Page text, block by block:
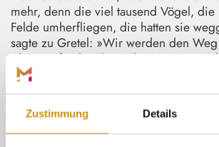
Zustimmung Details
mehr, denn die viel tausend Vögel,
Felde umherfliegen, die hatten sie
sagte zu Gretel: »Wir werden den
Aber sie fanden ihn nicht. Sie gingen
und noch einen Tag von Morgen bis
kamen aus dem Wald nicht heraus und
hungrig, denn sie hatten nichts als die
auf der Erde standen. Und weil sie so
die Beine sie nicht mehr tragen wollten,